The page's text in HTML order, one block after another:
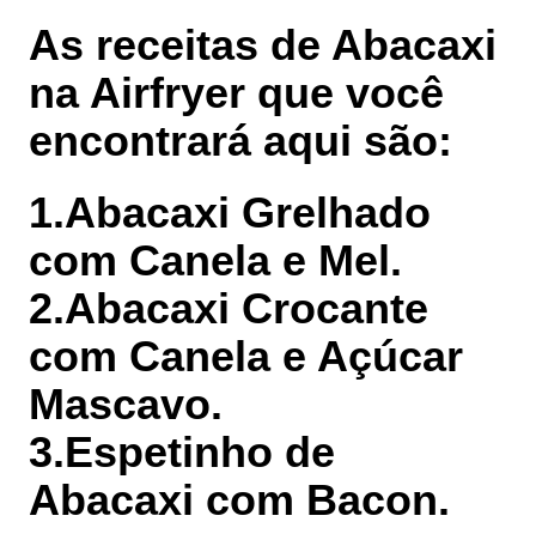
As receitas de Abacaxi
na Airfryer que você
encontrará aqui são:
1.Abacaxi Grelhado
com Canela e Mel.
2.Abacaxi Crocante
com Canela e Açúcar
Mascavo.
3.Espetinho de
Abacaxi com Bacon.